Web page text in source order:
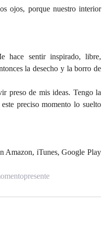
ojos, porque nuestro interior
hace sentir inspirado, libre,
la desecho y la borro de
preso de mis ideas. Tengo la
preciso momento lo suelto
Amazon, iTunes, Google Play